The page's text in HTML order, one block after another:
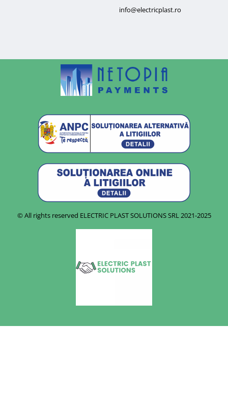
info@electricplast.ro
© All rights reserved ELECTRIC PLAST SOLUTIONS SRL2021-2025